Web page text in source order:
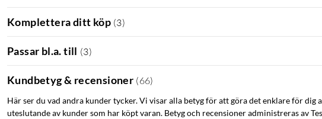
Komplettera ditt köp (3)
Passar bl.a. till (3)
Kundbetyg & recensioner (66)
Här ser du vad andra kunder tycker. Vi visar alla betyg för att göra det enklare för
uteslutande av kunder som har köpt varan. Betyg och recensioner administreras av